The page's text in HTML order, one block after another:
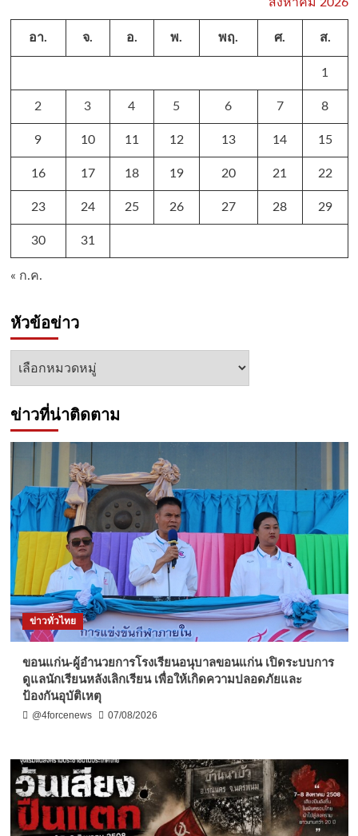
อา. จ. อ. พ. พฤ. ศ. ส.
1
2 3 4 5 6 7 8
9 10 11 12 13 14 15
16 17 18 19 20 21 22
23 24 25 26 27 28 29
30 31
« ก.ค.
หัวข้อข่าว
หัวข้อ
ข่าวที่น่าติดตาม
ข่าวทั่วไทย
ขอนแก่น-ผู้อำนวยการโรงเรียนอนุบาลขอนแก่น เปิดระบบการ
ดูแลนักเรียนหลังเลิกเรียน เพื่อให้เกิดความปลอดภัยและ
ป้องกันอุบัติเหตุ
@4forcenews 07/08/2026